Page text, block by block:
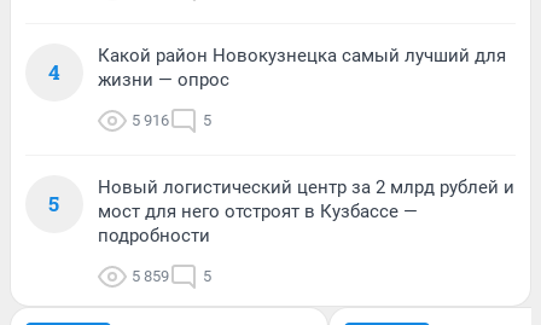
4
Какой район Новокузнецка самый лучший для
жизни — опрос
5 916 5
5
Новый логистический центр за 2 млрд рублей и
мост для него отстроят в Кузбассе —
подробности
5 859 5